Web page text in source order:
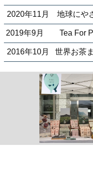
2020年11月 地球にや
2019年9月 Tea For
2016年10月 世界お茶